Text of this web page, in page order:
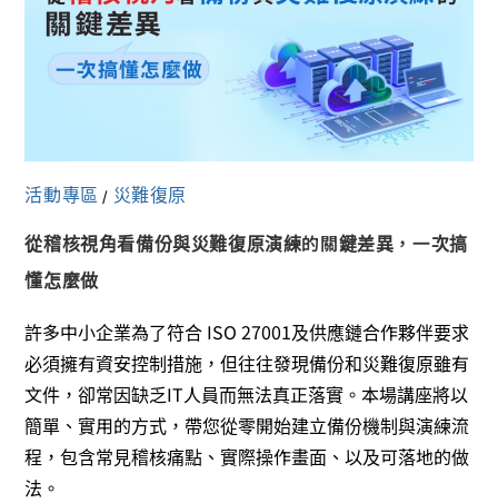
活動專區 / 災難復原
從稽核視角看備份與災難復原演練的關鍵差異，一次搞
懂怎麼做
許多中小企業為了符合 ISO 27001及供應鏈合作夥伴要求
必須擁有資安控制措施，但往往發現備份和災難復原雖有
文件，卻常因缺乏IT人員而無法真正落實。本場講座將以
簡單、實用的方式，帶您從零開始建立備份機制與演練流
程，包含常見稽核痛點、實際操作畫面、以及可落地的做
法。